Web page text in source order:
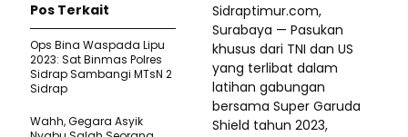
Sidraptimur.com,
Surabaya — Pasukan
khusus dari TNI dan US
yang terlibat dalam
latihan gabungan
bersama Super Garuda
Shield tahun 2023,
Pos Terkait
Ops Bina Waspada Lipu
2023: Sat Binmas Polres
Sidrap Sambangi MTsN 2
Sidrap
Wahh, Gegara Asyik